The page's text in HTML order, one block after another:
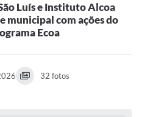
Luís e Instituto Alcoa
municipal com ações do
Ecoa
32 fotos